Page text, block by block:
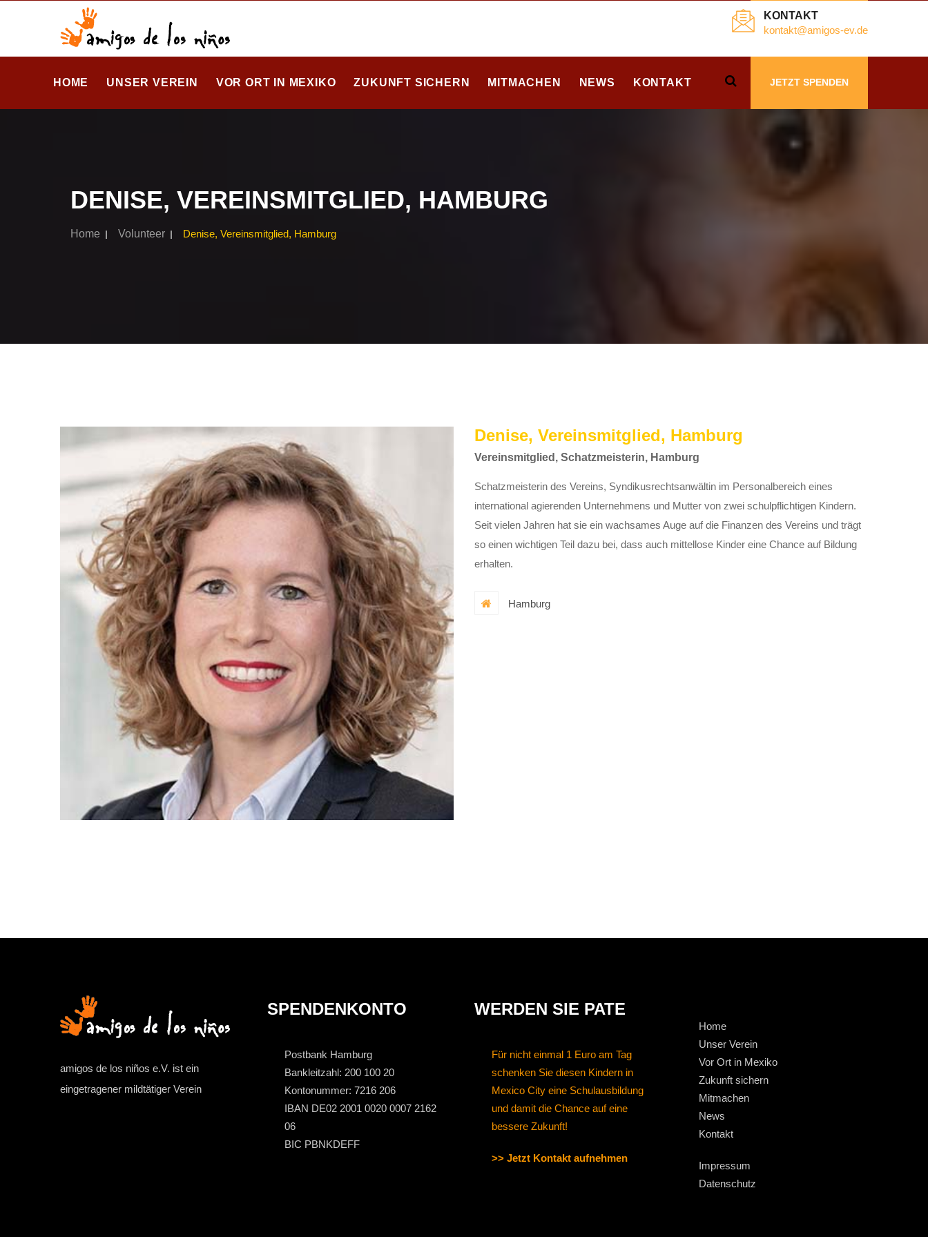
KONTAKT
kontakt@amigos-ev.de
HOME UNSER VEREIN VOR ORT IN MEXIKO ZUKUNFT SICHERN MITMACHEN NEWS KONTAKT JETZT SPENDEN
DENISE, VEREINSMITGLIED, HAMBURG
Home Volunteer Denise, Vereinsmitglied, Hamburg
Denise, Vereinsmitglied, Hamburg
Vereinsmitglied, Schatzmeisterin, Hamburg
Schatzmeisterin des Vereins, Syndikusrechtsanwältin im Personalbereich eines
international agierenden Unternehmens und Mutter von zwei schulpflichtigen Kindern.
Seit vielen Jahren hat sie ein wachsames Auge auf die Finanzen des Vereins und trägt
so einen wichtigen Teil dazu bei, dass auch mittellose Kinder eine Chance auf Bildung
erhalten.
Hamburg
amigos de los niños e.V. ist ein
eingetragener mildtätiger Verein
SPENDENKONTO
Postbank Hamburg
Bankleitzahl: 200 100 20
Kontonummer: 7216 206
IBAN DE02 2001 0020 0007 2162
06
BIC PBNKDEFF
WERDEN SIE PATE
Für nicht einmal 1 Euro am Tag
schenken Sie diesen Kindern in
Mexico City eine Schulausbildung
und damit die Chance auf eine
bessere Zukunft!
>> Jetzt Kontakt aufnehmen
Home
Unser Verein
Vor Ort in Mexiko
Zukunft sichern
Mitmachen
News
Kontakt
Impressum
Datenschutz